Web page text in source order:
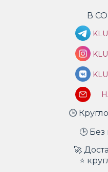
В
🕒
🕒
🚀
⭐